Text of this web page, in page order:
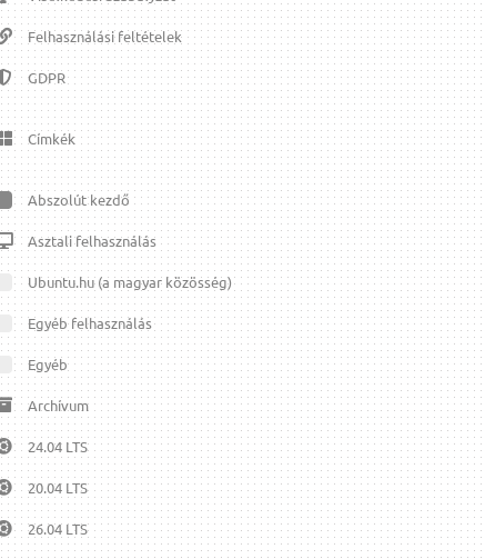
Felhasználási feltételek
GDPR
Címkék
Abszolút kezdő
Asztali felhasználás
Ubuntu.hu (a magyar közösség)
Egyéb felhasználás
Egyéb
Archívum
24.04 LTS
20.04 LTS
26.04 LTS